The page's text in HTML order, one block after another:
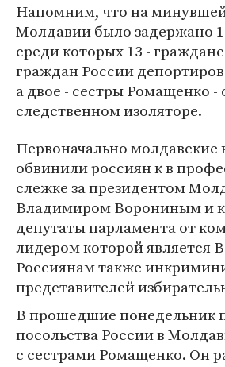
Напомним, что на
Молдавии было задержано
среди которых 13 -
граждан России
а двое - сестры Ромащенко -
следственном изоляторе.
Первоначально молдавские
обвинили россиян к в
слежке за президентом
Владимиром Ворониным и
депутаты парламента от
лидером которой является
Россиянам также
представителей
В прошедшие понедельник
посольства России в
с сестрами Ромащенко. Он